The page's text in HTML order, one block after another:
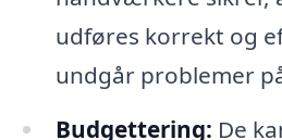
udføres korrekt og
undgår problemer
Budgettering: De